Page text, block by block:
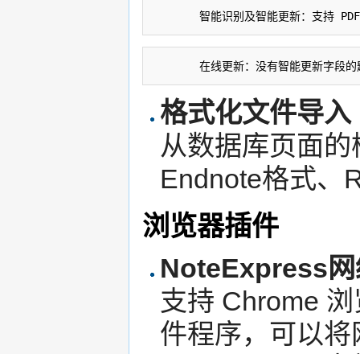
智能识别及智能更新：支持
在线更新：没有智能更新字段的
格式化文件导
从数据库页面
Endnote格式、
浏览器插件
NoteExpress网
支持 Chrome
件程序，可以